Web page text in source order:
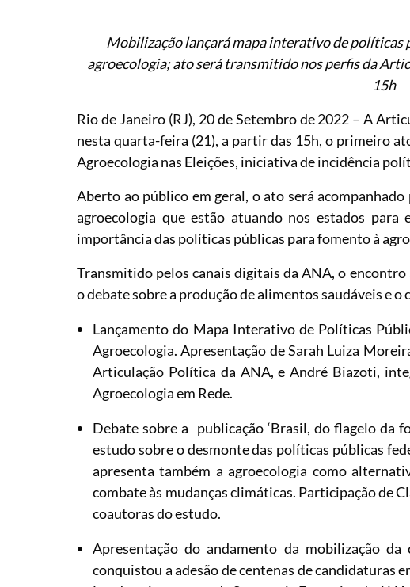
Mobilização lançará mapa interativo de políticas
agroecologia; ato será transmitido nos perfis da
15h
Rio de Janeiro (RJ), 20 de Setembro de 2022 – A
nesta quarta-feira (21), a partir das 15h, o primeiro
Agroecologia nas Eleições, iniciativa de incidência
Aberto ao público em geral, o ato será
agroecologia que estão atuando nos estados
importância das políticas públicas para fomento à
Transmitido pelos canais digitais da ANA, o
o debate sobre a produção de alimentos saudáveis e
Lançamento do Mapa Interativo de Políticas
Agroecologia. Apresentação de Sarah Luiza
Articulação Política da ANA, e André Biazoti,
Agroecologia em Rede.
Debate sobre a publicação ‘Brasil, do flagelo da
estudo sobre o desmonte das políticas públicas
apresenta também a agroecologia como
combate às mudanças climáticas. Participação de
coautoras do estudo.
Apresentação do andamento da mobilização da
conquistou a adesão de centenas de candidaturas